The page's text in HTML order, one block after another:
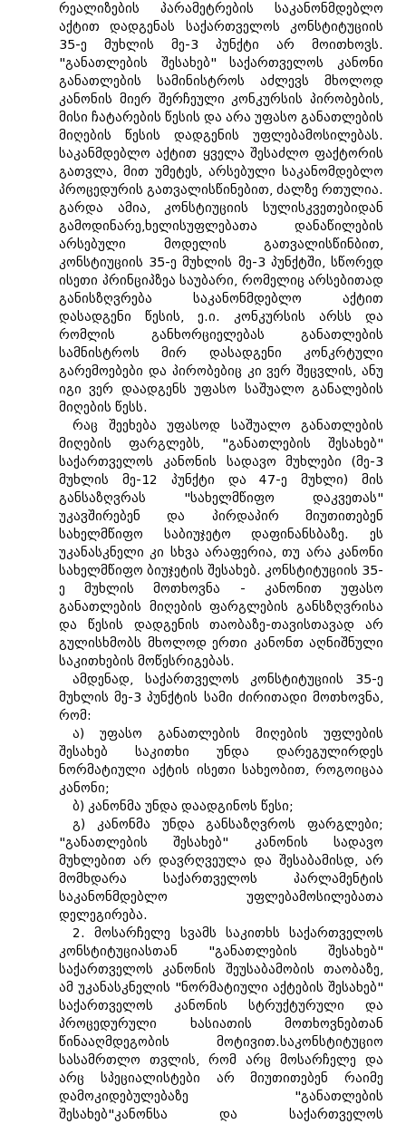
რეალიზების პარამეტრების საკანონმდებლო
აქტით დადგენას საქართველოს კონსტიტუციის
35-ე მუხლის მე-3 პუნქტი არ მოითხოვს.
"განათლების შესახებ" საქართველოს კანონი
განათლების სამინისტროს აძლევს მხოლოდ
კანონის მიერ შერჩეული კონკურსის პირობების,
მისი ჩატარების წესის და არა უფასო განათლების
მიღების წესის დადგენის უფლებამოსილებას.
საკანმდებლო აქტით ყველა შესაძლო ფაქტორის
გათვლა, მით უმეტეს, არსებული საკანომდებლო
პროცედურის გათვალისწინებით, ძალზე რთულია.
გარდა ამია, კონსტიუციის სულისკვეთებიდან
გამოდინარე,ხელისუფლებათა დანაწილების
არსებული მოდელის გათვალისწინბით,
კონსტიუციის 35-ე მუხლის მე-3 პუნქტში, სწორედ
ისეთი პრინციპზეა საუბარი, რომელიც არსებითად
განისზღვრება საკანონმდებლო აქტით
დასადგენი წესის, ე.ი. კონკურსის არსს და
რომლის განხორციელებას განათლების
სამნისტროს მირ დასადგენი კონკრტული
გარემოებები და პირობებიც კი ვერ შეცვლის, ანუ
იგი ვერ დაადგენს უფასო საშუალო განალების
მიღების წესს.
რაც შეეხება უფასოდ საშუალო განათლების
მიღების ფარგლებს, "განათლების შესახებ"
საქართველოს კანონის სადავო მუხლები (მე-3
მუხლის მე-12 პუნქტი და 47-ე მუხლი) მის
განსაზღვრას "სახელმწიფო დაკვეთას"
უკავშირებენ და პირდაპირ მიუთითებენ
სახელმწიფო საბიუჯეტო დაფინანსბაზე. ეს
უკანასკნელი კი სხვა არაფერია, თუ არა კანონი
სახელმწიფო ბიუჯეტის შესახებ. კონსტიტუციის 35-
ე მუხლის მოთხოვნა - კანონით უფასო
განათლების მიღების ფარგლების განსზღვრისა
და წესის დადგენის თაობაზე-თავისთავად არ
გულისხმობს მხოლოდ ერთი კანონთ აღნიშნული
საკითხების მოწესრიგებას.
ამდენად, საქართველოს კონსტიტუციის 35-ე
მუხლის მე-3 პუნქტის სამი ძირითადი მოთხოვნა,
რომ:
ა) უფასო განათლების მიღების უფლების
შესახებ საკითხი უნდა დარეგულირდეს
ნორმატიული აქტის ისეთი სახეობით, როგოიცაა
კანონი;
ბ) კანონმა უნდა დაადგინოს წესი;
გ) კანონმა უნდა განსაზღვროს ფარგლები;
"განათლების შესახებ" კანონის სადავო
მუხლებით არ დავრღვეულა და შესაბამისდ, არ
მომხდარა საქართველოს პარლამენტის
საკანონმდებლო უფლებამოსილებათა
დელეგირება.
2. მოსარჩელე სვამს საკითხს საქართველოს
კონსტიტუციასთან "განათლების შესახებ"
საქართველოს კანონის შეუსაბამობის თაობაზე,
ამ უკანასკნელის "ნორმატიული აქტების შესახებ"
საქართველოს კანონის სტრუქტურული და
პროცედურული ხასიათის მოთხოვნებთან
წინააღმდეგობის მოტივით.საკონსტიტუციო
სასამრთლო თვლის, რომ არც მოსარჩელე და
არც სპეციალისტები არ მიუთითებენ რაიმე
დამოკიდებულებაზე "განათლების
შესახებ"კანონსა და საქართველოს